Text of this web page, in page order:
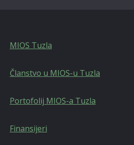
MIOS Tuzla
Članstvo u MIOS-u Tuzla
Portofolij MIOS-a Tuzla
Finansijeri